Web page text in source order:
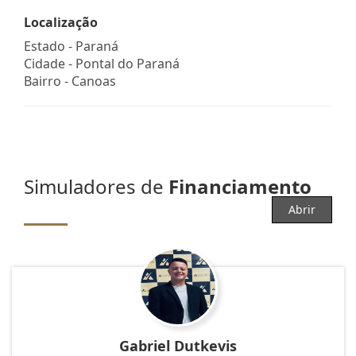
Localização
Estado - Paraná
Cidade - Pontal do Paraná
Bairro - Canoas
Simuladores de Financiamento
Abrir
Gabriel Dutkevis